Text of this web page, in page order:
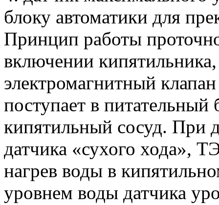
блоку автоматики для
Принцип работы
включении кипятильника,
электромагнитный
поступает в питательный
кипятильный сосуд. При
датчика «сухого хода»,
нагрев воды в
уровнем воды датчика